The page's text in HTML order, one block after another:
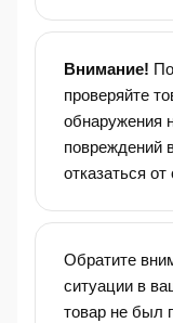
Внимание!
проверяйте
обнаружения
повреждений
отказаться
Обратите
ситуации в
товар не был